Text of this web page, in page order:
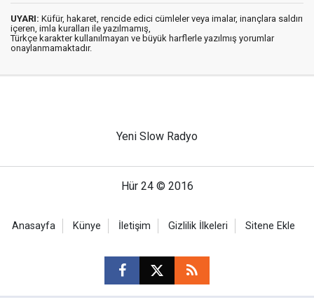
UYARI: Küfür, hakaret, rencide edici cümleler veya imalar, inançlara saldırı
içeren, imla kuralları ile yazılmamış,
Türkçe karakter kullanılmayan ve büyük harflerle yazılmış yorumlar
onaylanmamaktadır.
Yeni Slow Radyo
Hür 24 © 2016
Anasayfa Künye İletişim Gizlilik İlkeleri Sitene Ekle